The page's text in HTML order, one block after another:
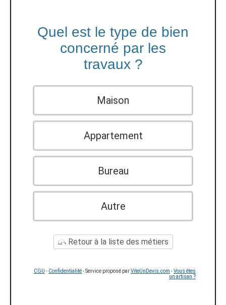
Quel est le type de bien
concerné par les
travaux ?
Maison
Appartement
Bureau
Autre
Retour à la liste des métiers
CGU - Confidentialité- Service proposé parViteUnDevis.com -Vous êtes
un artisan ?